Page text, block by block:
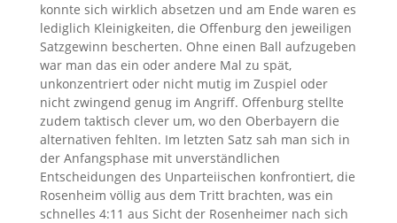
konnte sich wirklich absetzen und am Ende waren es
lediglich Kleinigkeiten, die Offenburg den jeweiligen
Satzgewinn bescherten. Ohne einen Ball aufzugeben
war man das ein oder andere Mal zu spät,
unkonzentriert oder nicht mutig im Zuspiel oder
nicht zwingend genug im Angriff. Offenburg stellte
zudem taktisch clever um, wo den Oberbayern die
alternativen fehlten. Im letzten Satz sah man sich in
der Anfangsphase mit unverständlichen
Entscheidungen des Unparteiischen konfrontiert, die
Rosenheim völlig aus dem Tritt brachten, was ein
schnelles 4:11 aus Sicht der Rosenheimer nach sich